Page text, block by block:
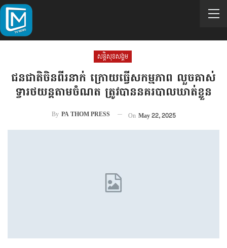
សន្តិសុខសង្គម
ជនជាតិចិនពីរនាក់ ក្រោយធ្វើសកម្មភាព លួចគាស់
ទ្វារថយន្តតាមចំណត ត្រូវបាននគរបាលឃាត់ខ្លួន
By PA THOM PRESS On May 22, 2025